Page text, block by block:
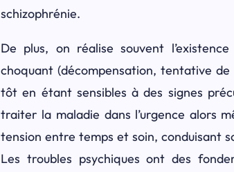
schizophrénie.
De plus, on réalise souvent
choquant (décompensation, tentative de
tôt en étant sensibles à des signes
traiter la maladie dans l’urgence alors
tension entre temps et soin, conduisant
Les troubles psychiques ont des